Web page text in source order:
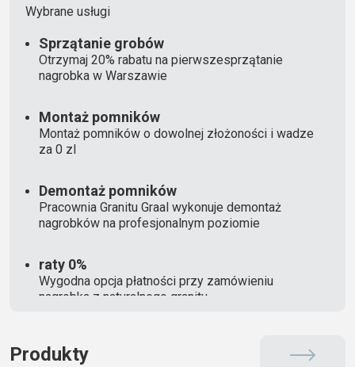
Wybrane usługi
Sprzątanie grobów
Otrzymaj 20% rabatu na pierwszesprzątanie
nagrobka w Warszawie
Montaż pomników
Montaż pomników o dowolnej złożoności i wadze
za 0 zl
Demontaż pomników
Pracownia Granitu Graal wykonuje demontaż
nagrobków na profesjonalnym poziomie
raty 0%
Wygodna opcja płatności przy zamówieniu
nagrobka z naturalnego granitu
Produkty